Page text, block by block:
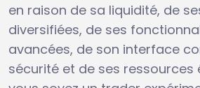
en raison de sa liquidité, de
diversifiées, de ses
avancées, de son interface
sécurité et de ses ressources